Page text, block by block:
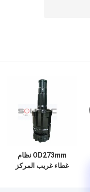
OD273mm نظام
غطاء غريب المركز